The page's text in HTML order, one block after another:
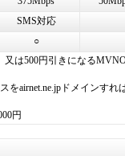
SMS対応
○
は500円引きになる
をairnet.ne.jpドメインすれ
円